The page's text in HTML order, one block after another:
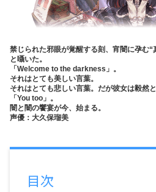
禁じられた邪眼が覚醒する刻、宵闇に孕む“
と囁いた。
「Welcome to the darkness」。
それはとても美しい言葉。
それはとても悲しい言葉。だが彼女は毅然と
「You too」。
闇と闇の饗宴が今、始まる。
声優：大久保瑠美
目次